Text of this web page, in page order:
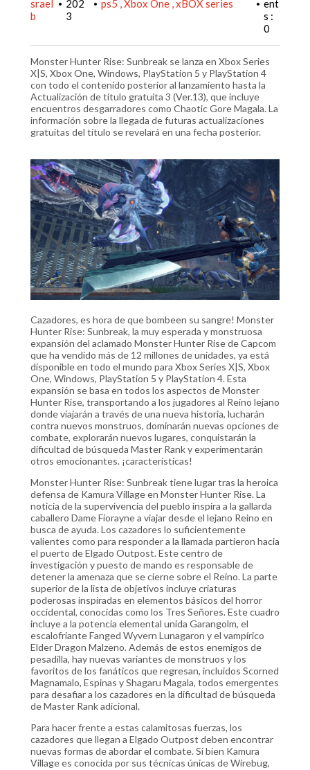
srael
b
• 202
3
• ps5 Xbox One xBOX series • ent
s :
0
Monster Hunter Rise: Sunbreak se lanza en Xbox Series
X|S, Xbox One, Windows, PlayStation 5 y PlayStation 4
con todo el contenido posterior al lanzamiento hasta la
Actualización de título gratuita 3 (Ver.13), que incluye
encuentros desgarradores como Chaotic Gore Magala. La
información sobre la llegada de futuras actualizaciones
gratuitas del título se revelará en una fecha posterior.
Cazadores, es hora de que bombeen su sangre! Monster
Hunter Rise: Sunbreak, la muy esperada y monstruosa
expansión del aclamado Monster Hunter Rise de Capcom
que ha vendido más de 12 millones de unidades, ya está
disponible en todo el mundo para Xbox Series X|S, Xbox
One, Windows, PlayStation 5 y PlayStation 4. Esta
expansión se basa en todos los aspectos de Monster
Hunter Rise, transportando a los jugadores al Reino lejano
donde viajarán a través de una nueva historia, lucharán
contra nuevos monstruos, dominarán nuevas opciones de
combate, explorarán nuevos lugares, conquistarán la
dificultad de búsqueda Master Rank y experimentarán
otros emocionantes. ¡características!
Monster Hunter Rise: Sunbreak tiene lugar tras la heroica
defensa de Kamura Village en Monster Hunter Rise. La
noticia de la supervivencia del pueblo inspira a la gallarda
caballero Dame Fiorayne a viajar desde el lejano Reino en
busca de ayuda. Los cazadores lo suficientemente
valientes como para responder a la llamada partieron hacia
el puerto de Elgado Outpost. Este centro de
investigación y puesto de mando es responsable de
detener la amenaza que se cierne sobre el Reino. La parte
superior de la lista de objetivos incluye criaturas
poderosas inspiradas en elementos básicos del horror
occidental, conocidas como los Tres Señores. Este cuadro
incluye a la potencia elemental unida Garangolm, el
escalofriante Fanged Wyvern Lunagaron y el vampírico
Elder Dragon Malzeno. Además de estos enemigos de
pesadilla, hay nuevas variantes de monstruos y los
favoritos de los fanáticos que regresan, incluidos Scorned
Magnamalo, Espinas y Shagaru Magala, todos emergentes
para desafiar a los cazadores en la dificultad de búsqueda
de Master Rank adicional.
Para hacer frente a estas calamitosas fuerzas, los
cazadores que llegan a Elgado Outpost deben encontrar
nuevas formas de abordar el combate. Si bien Kamura
Village es conocida por sus técnicas únicas de Wirebug,